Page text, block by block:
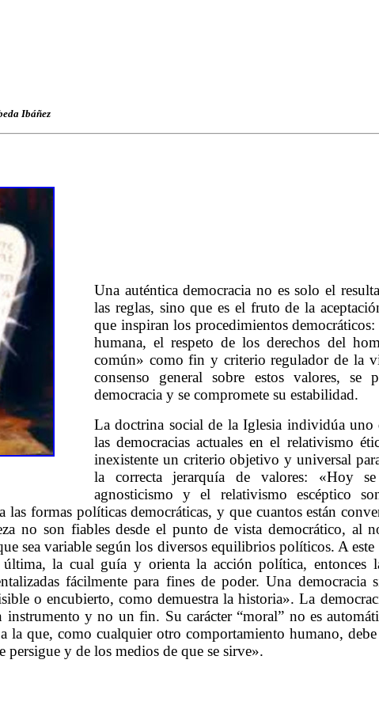
Ibáñez
Una auténtica democracia no es solo el
las reglas, sino que es el fruto de la
que inspiran los procedimientos
humana, el respeto de los derechos del
común» como fin y criterio regulador de la
consenso general sobre estos valores,
democracia y se compromete su estabilidad.
La doctrina social de la Iglesia individúa uno
las democracias actuales en el relativismo
inexistente un criterio objetivo y universal
la correcta jerarquía de valores: «Hoy
agnosticismo y el relativismo escéptico
las formas políticas democráticas, y que cuantos están
no son fiables desde el punto de vista democrático, al
sea variable según los diversos equilibrios políticos. A
la cual guía y orienta la acción política, entonces
fácilmente para fines de poder. Una democracia
o encubierto, como demuestra la historia». La
y no un fin. Su carácter “moral” no es
que, como cualquier otro comportamiento humano, debe
persigue y de los medios de que se sirve».